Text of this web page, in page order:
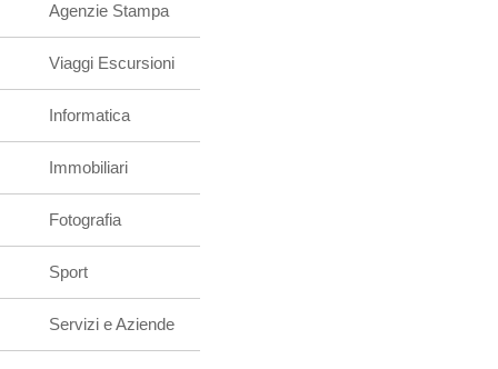
Agenzie Stampa
Viaggi Escursioni
Informatica
Immobiliari
Fotografia
Sport
Servizi e Aziende